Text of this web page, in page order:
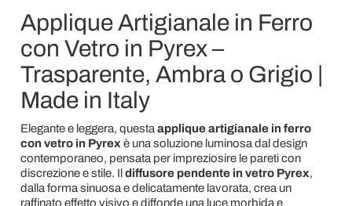
Applique Artigianale in Ferro
con Vetro in Pyrex –
Trasparente, Ambra o Grigio |
Made in Italy
Elegante e leggera, questa applique artigianale in ferro
con vetro in Pyrex è una soluzione luminosa dal design
contemporaneo, pensata per impreziosire le pareti con
discrezione e stile. Il diffusore pendente in vetro Pyrex,
dalla forma sinuosa e delicatamente lavorata, crea un
raffinato effetto visivo e diffonde una luce morbida e